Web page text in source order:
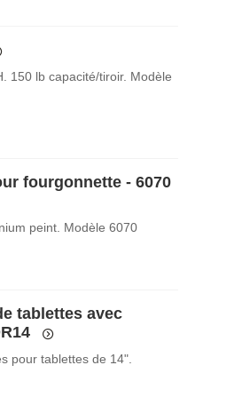
150 lb capacité/tiroir. Modèle
fourgonnette - 6070
peint. Modèle 6070
tablettes avec
pour tablettes de 14".